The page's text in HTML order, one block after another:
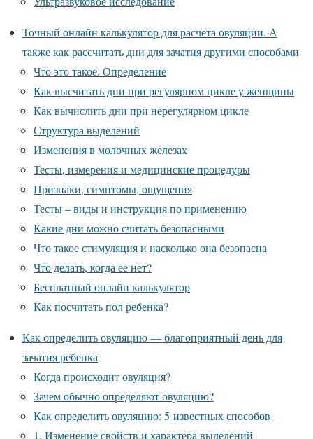
Точный онлайн калькулятор для расчета овуляции. А
также как рассчитать дни для зачатия другими способами
Что это такое. Определение
Как высчитать дни при регулярном цикле у женщины
Как вычислить дни при нерегулярном цикле
Структура выделений
Изменения в молочных железах
Тесты, измерения и медицинские процедуры
Признаки, симптомы, ощущения
Тесты – виды и инструкция по применению
Какие дни можно считать безопасными
Что такое стимуляция и насколько она безопасна
Что делать, когда ее нет?
Бесплатный онлайн калькулятор
Как посчитать пол ребенка?
Как определить овуляцию — благоприятный день для
зачатия ребенка
Когда происходит овуляция?
Зачем обычно определяют овуляцию?
Как определить овуляцию: 5 известных способов
1. Изменение свойств и характера выделений